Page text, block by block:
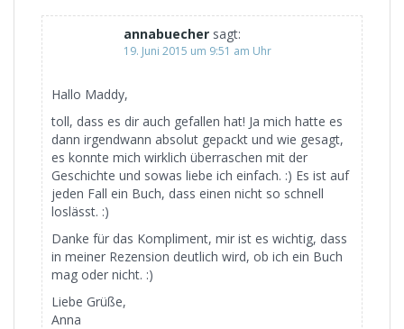
annabuecher sagt:
19. Juni 2015 um 9:51 am Uhr
Hallo Maddy,
toll, dass es dir auch gefallen hat! Ja mich hatte es
dann irgendwann absolut gepackt und wie gesagt,
es konnte mich wirklich überraschen mit der
Geschichte und sowas liebe ich einfach. :) Es ist auf
jeden Fall ein Buch, dass einen nicht so schnell
loslässt. :)
Danke für das Kompliment, mir ist es wichtig, dass
in meiner Rezension deutlich wird, ob ich ein Buch
mag oder nicht. :)
Liebe Grüße,
Anna